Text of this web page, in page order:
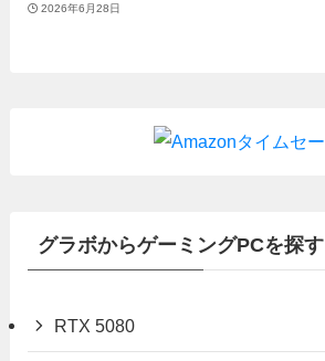
2026年6月28日
グラボからゲーミングPCを探す
RTX 5080